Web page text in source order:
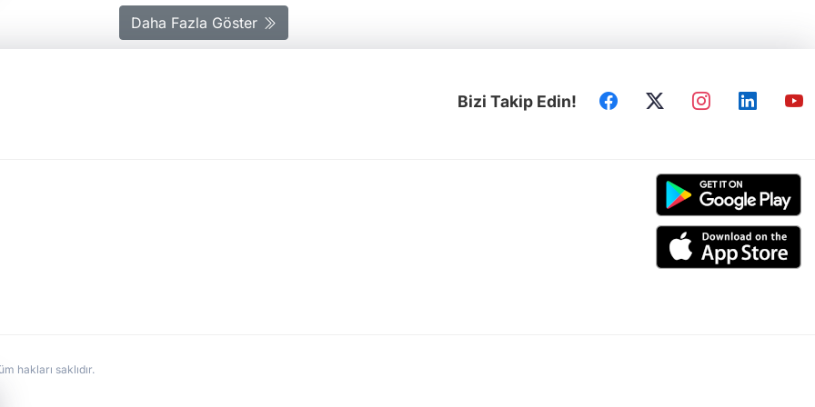
Daha Fazla Göster
Bizi Takip Edin!
hakları saklıdır.